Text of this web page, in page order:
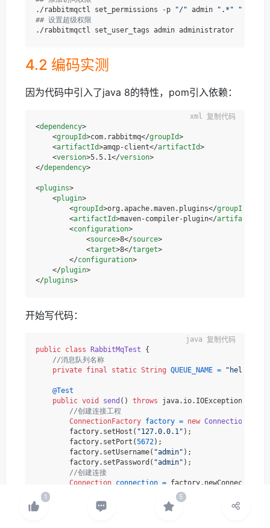
./rabbitmqctl set_permissions -p
"/" admin ".*" ".*"
## 设置超级权限
4.2 编码实测
因为代码中引入了java 8的特性，pom引入依赖：
<dependency>
<groupId>com.rabbitmq</groupId>
<artifactId>amqp-client</artifactId>
<version>5.5.1</version>
</dependency>
<plugins>
<plugin>
<groupId>org.apache.maven.plugins</groupId
<artifactId>maven-compiler-plugin</artifactId
<configuration>
<source>8</source>
<target>8</target>
</configuration>
</plugin>
</plugins>
复制代码
开始写代码：
public class RabbitMqTest {
//消息队列名称
private final static String QUEUE_NAME = "hello"
@Test
public void send () throws java.io.IOException,
//创建连接工程
ConnectionFactory factory = new
        factory.setHost(
"127.0.0.1" );
        factory.setPort(
5672);
        factory.setUsername(
"admin" );
        factory.setPassword(
"admin" );
//创建连接
Connection connection =
Channel channel
connection.createChannel();
//生成一个消息队列
复制代码